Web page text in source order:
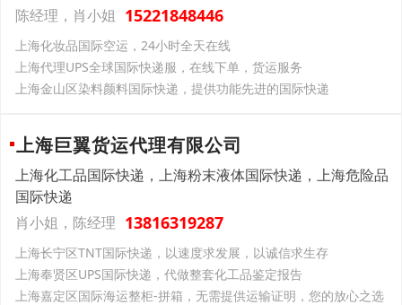
陈经理，肖小姐 15221848446
上海化妆品国际空运，24小时全天在线
上海代理UPS全球国际快递服，在线下单，货运服务
上海金山区染料颜料国际快递，提供功能先进的国际快递
上海巨翼货运代理有限公司
上海化工品国际快递，上海粉末液体国际快递，上海危险品
国际快递
肖小姐，陈经理 13816319287
上海长宁区TNT国际快递，以速度求发展，以诚信求生存
上海奉贤区UPS国际快递，代做整套化工品鉴定报告
上海嘉定区国际海运整柜-拼箱，无需提供运输证明，您的放心之选